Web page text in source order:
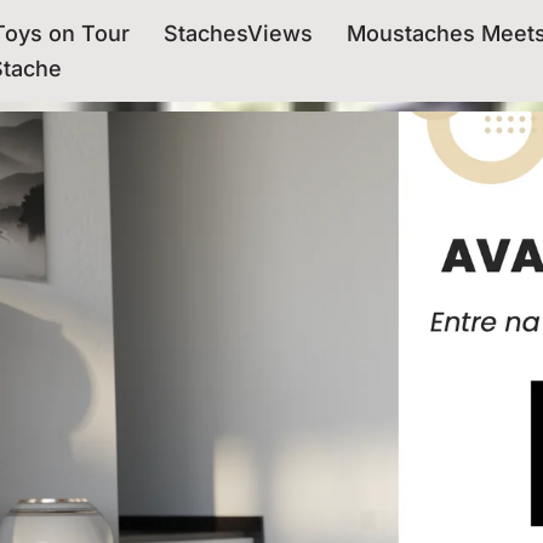
on Tour StachesViews
Moustaches